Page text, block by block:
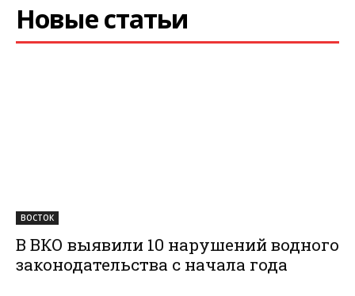
Новые статьи
ВОСТОК
В ВКО выявили 10 нарушений водного
законодательства с начала года